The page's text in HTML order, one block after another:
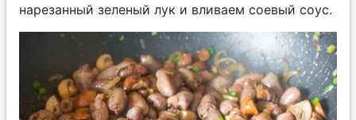
нарезанный зеленый лук и вливаем соевый соус.